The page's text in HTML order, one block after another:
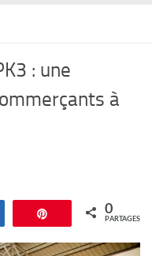
: une
à
Épingle 0
PARTAGES